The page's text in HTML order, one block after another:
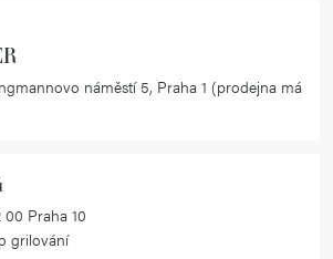
náměstí 5, Praha 1 (prodejna má
00 Praha 10
grilování